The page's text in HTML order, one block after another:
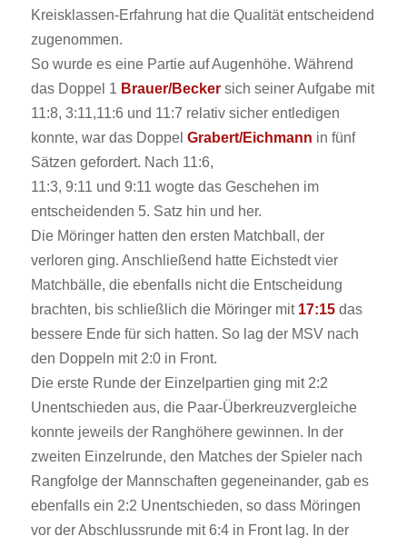
Kreisklassen-Erfahrung hat die Qualität entscheidend
zugenommen.
So wurde es eine Partie auf Augenhöhe. Während
das Doppel 1 Brauer/Beckersich seiner Aufgabe mit
11:8, 3:11,11:6 und 11:7 relativ sicher entledigen
konnte, war das Doppel Grabert/Eichmann in fünf
Sätzen gefordert. Nach 11:6,
11:3, 9:11 und 9:11 wogte das Geschehen im
entscheidenden 5. Satz hin und her.
Die Möringer hatten den ersten Matchball, der
verloren ging. Anschließend hatte Eichstedt vier
Matchbälle, die ebenfalls nicht die Entscheidung
brachten, bis schließlich die Möringer mit 17:15 das
bessere Ende für sich hatten. So lag der MSV nach
den Doppeln mit 2:0 in Front.
Die erste Runde der Einzelpartien ging mit 2:2
Unentschieden aus, die Paar-Überkreuzvergleiche
konnte jeweils der Ranghöhere gewinnen. In der
zweiten Einzelrunde, den Matches der Spieler nach
Rangfolge der Mannschaften gegeneinander, gab es
ebenfalls ein 2:2 Unentschieden, so dass Möringen
vor der Abschlussrunde mit 6:4 in Front lag. In der